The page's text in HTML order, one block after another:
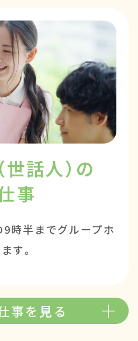
話人）の
事
9時半までグループホ
す。
事を見る